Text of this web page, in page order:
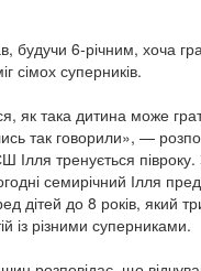
будучи 6-річним, хоча
сімох суперників.
як така дитина може
так говорили», —
Ілля тренується
семирічний Ілля
дітей до 8 років,
із різними суперниками.